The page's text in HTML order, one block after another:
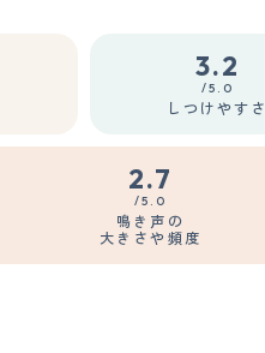
3.2
/5.0
しつけやすさ
2.7
/5.0
鳴き声の
大きさや頻度